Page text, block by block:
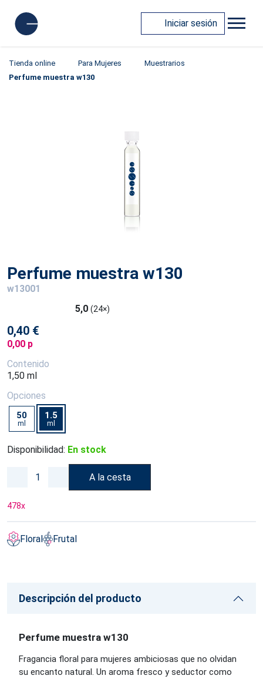
Iniciar sesión
Tienda online Para Mujeres
Muestrarios
Perfume muestra w130
Perfume muestra w130
w13001
5,0 (24×)
0,40 €
0,00 p
Contenido
1,50 ml
Opciones
50
ml
1.5
ml
Disponibilidad: En stock
A la cesta
478x
Floral Frutal
Descripción del producto
Perfume muestra w130
Fragancia floral para mujeres ambiciosas que no olvidan
su encanto natural. Un aroma fresco y seductor como